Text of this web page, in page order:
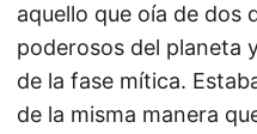
aquello que oía de dos
poderosos del planeta
de la fase mítica.
de la misma manera